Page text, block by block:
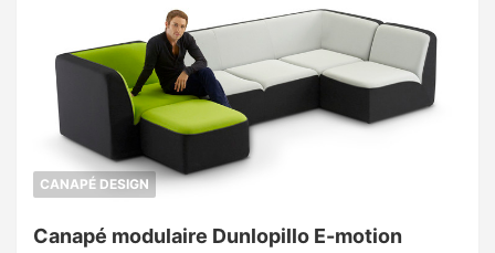
CANAPÉ DESIGN
Canapé modulaire Dunlopillo E-motion